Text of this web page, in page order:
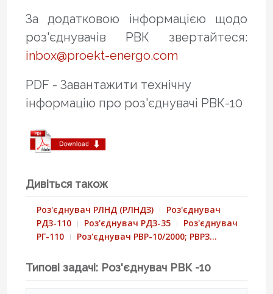
За додатковою інформацією щодо
роз'єднувачів РВК звертайтеся:
inbox@proekt-energo.com
PDF - Завантажити технічну
інформацію про роз'єднувачі РВК-10
Дивіться також
Роз'єднувач РЛНД (РЛНДЗ)
Роз'єднувач
РДЗ-110
Роз'єднувач РДЗ-35
Роз'єднувач
РГ-110
Роз'єднувач РВР-10/2000; РВРЗ…
Типові задачі: Роз'єднувач РВК -10